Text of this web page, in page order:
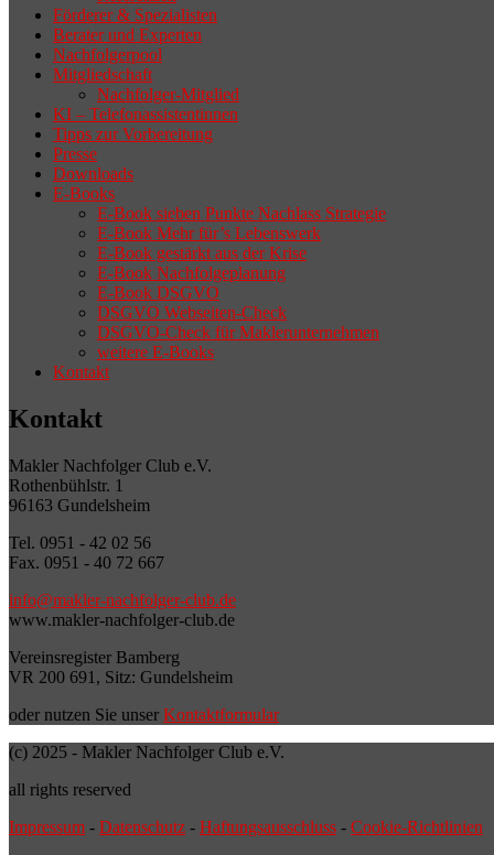
Förderer & Spezialisten
Berater und Experten
Nachfolgerpool
Mitgliedschaft
Nachfolger-Mitglied
KI – Telefonassistentinnen
Tipps zur Vorbereitung
Presse
Downloads
E-Books
E-Book sieben Punkte Nachlass Strategie
E-Book Mehr für’s Lebenswerk
E-Book gestärkt aus der Krise
E-Book Nachfolgeplanung
E-Book DSGVO
DSGVO Webseiten-Check
DSGVO-Check für Maklerunternehmen
weitere E-Books
Kontakt
Kontakt
Makler Nachfolger Club e.V.
Rothenbühlstr. 1
96163 Gundelsheim
Tel. 0951 - 42 02 56
Fax. 0951 - 40 72 667
info@makler-nachfolger-club.de
www.makler-nachfolger-club.de
Vereinsregister Bamberg
VR 200 691, Sitz: Gundelsheim
oder nutzen Sie unser Kontaktformular
(c) 2025 - Makler Nachfolger Club e.V.
all rights reserved
Impressum - Datenschutz - Haftungsausschluss - Cookie-Richtlinien